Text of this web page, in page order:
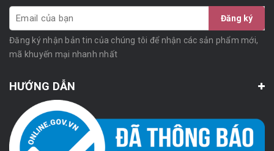
Đăng ký
Đăng ký nhận bản tin của chúng tôi để nhận các sản phẩm mới,
mã khuyến mại nhanh nhất
HƯỚNG DẪN